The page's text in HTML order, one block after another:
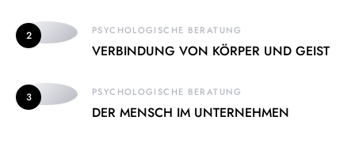
2 PSYCHOLOGISCHE BERATUNG
VERBINDUNG VON KÖRPER UND GEIST
3 PSYCHOLOGISCHE BERATUNG
DER MENSCH IM UNTERNEHMEN